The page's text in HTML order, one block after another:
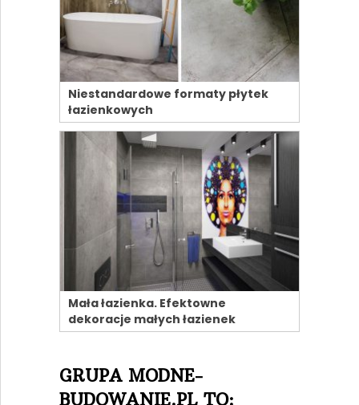
Niestandardowe formaty płytek
łazienkowych
Mała łazienka. Efektowne
dekoracje małych łazienek
GRUPA MODNE-
BUDOWANIE.PL TO: